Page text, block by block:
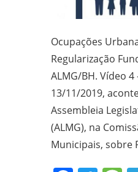
Ocupações
Regularização
ALMG/BH. Vídeo
13/11/2019,
Assembleia
(ALMG), na
Municipais, sobre